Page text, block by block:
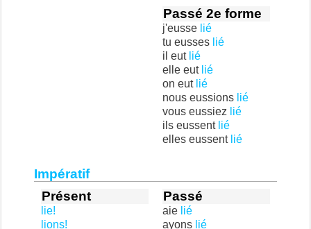
Passé 2e forme
j'eusse lié
tu eusses lié
il eut lié
elle eut lié
on eut lié
nous eussions lié
vous eussiez lié
ils eussent lié
elles eussent lié
Impératif
Présent
lie!
lions!
Passé
aie lié
ayons lié